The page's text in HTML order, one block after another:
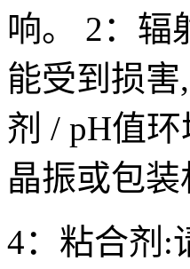
响。 2：辐
能受到损
剂 / pH值
晶振或包
4：粘合剂: